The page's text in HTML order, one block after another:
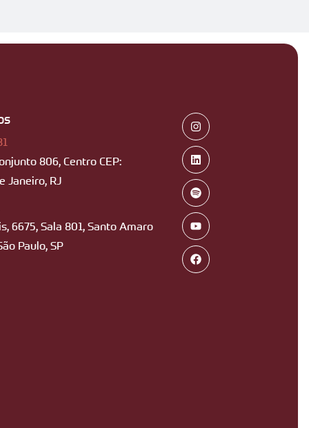
806, Centro CEP:
Janeiro, RJ
6675, Sala 801, Santo Amaro
Paulo, SP